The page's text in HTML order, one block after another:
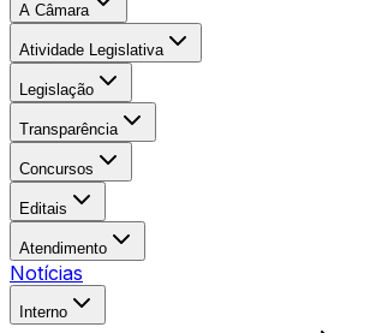
A Câmara
Atividade Legislativa
Legislação
Transparência
Concursos
Editais
Atendimento
Notícias
Interno